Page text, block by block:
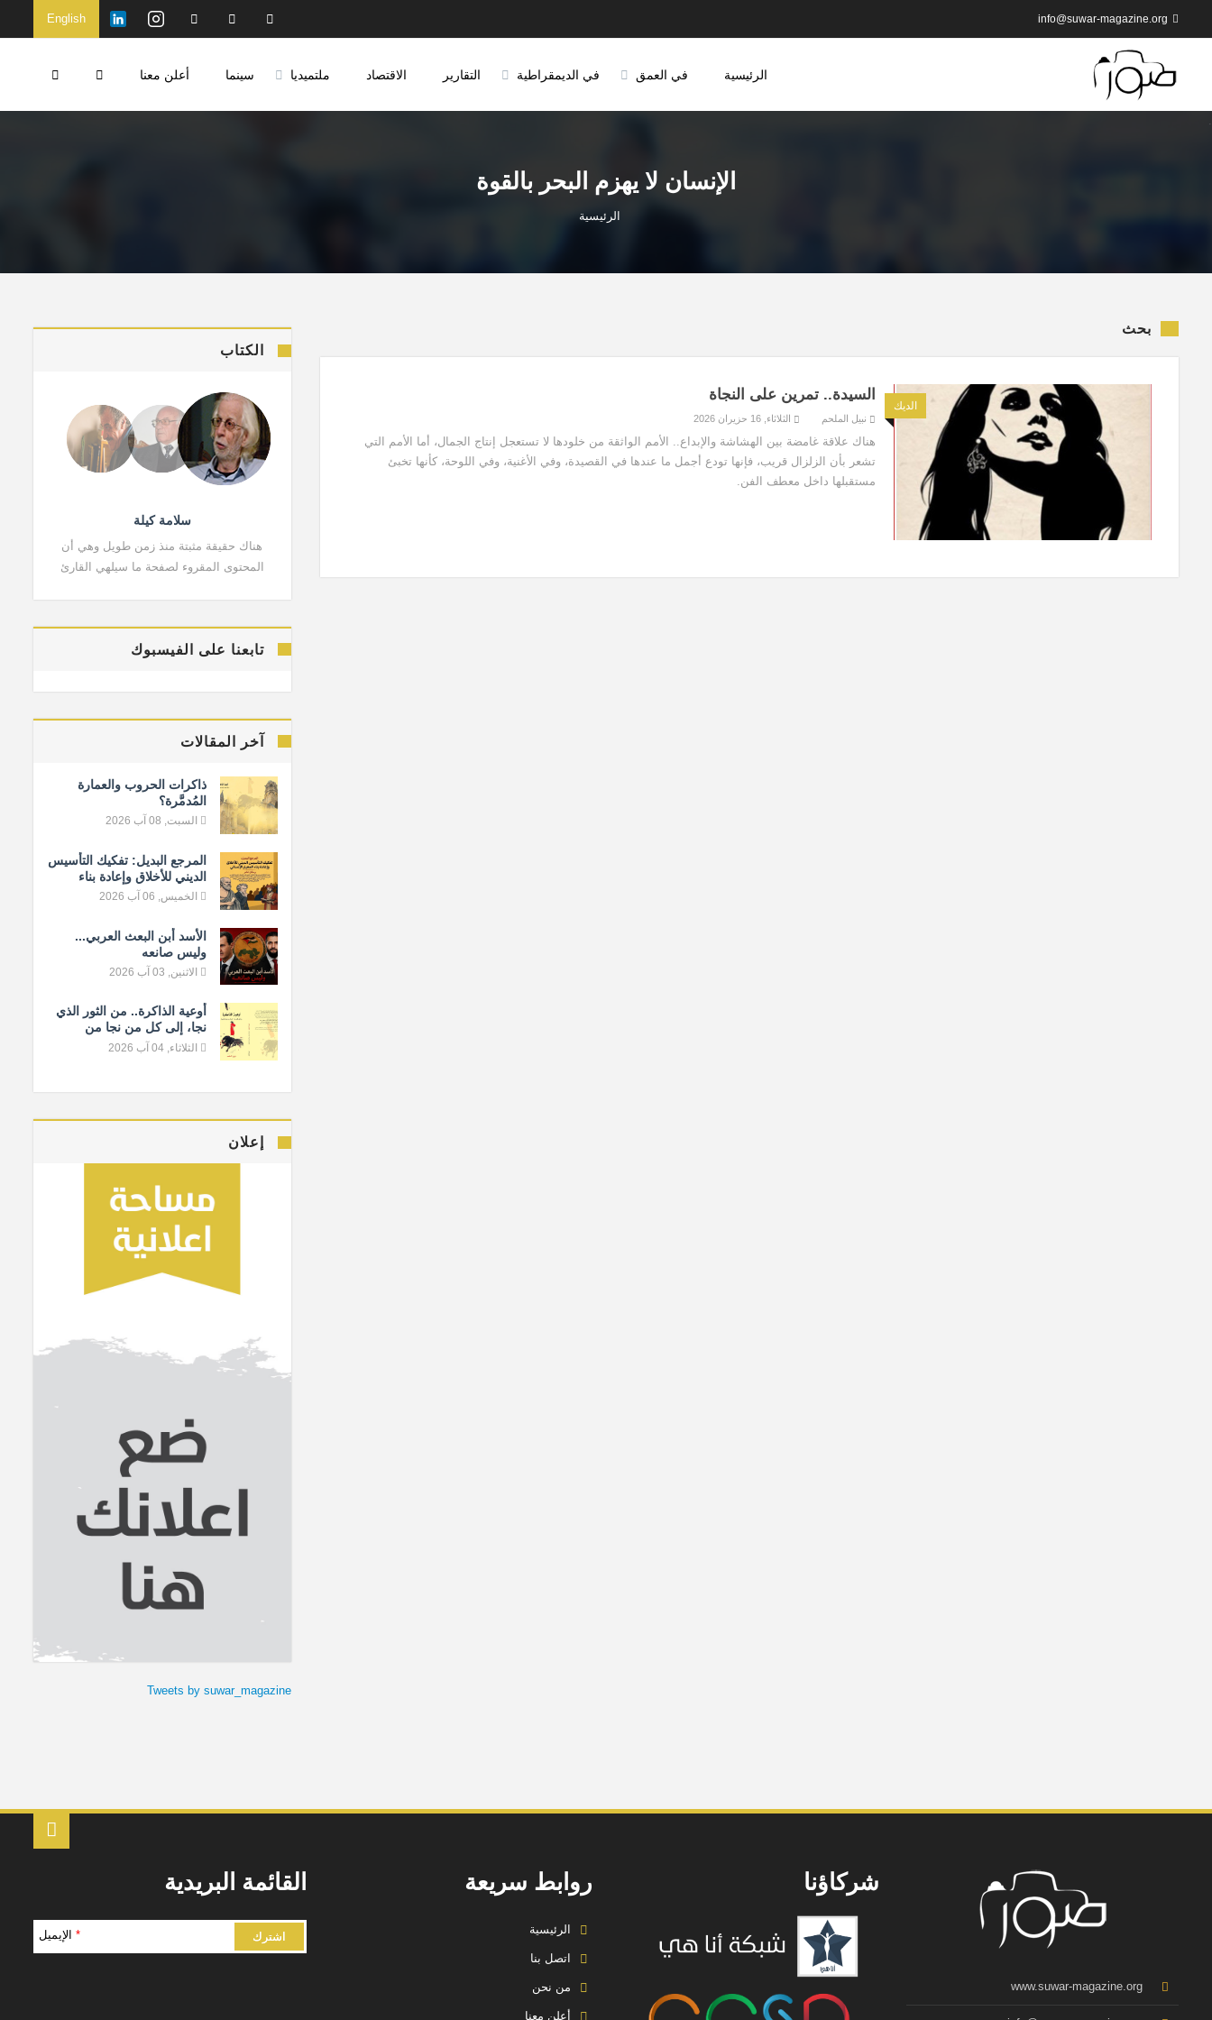
English info@suwar-magazine.org
الرئيسية في العمق في الديمقراطية التقارير الاقتصاد ملتميديا سينما أعلن معنا
الإنسان لا يهزم البحر بالقوة
الرئيسية
بحث
الديك
السيدة.. تمرين على النجاة
نبيل الملحم الثلاثاء, 16 حزيران 2026
هناك علاقة غامضة بين الهشاشة والإبداع.. الأمم الواثقة من خلودها لا تستعجل إنتاج الجمال، أما الأمم التي
تشعر بأن الزلزال قريب، فإنها تودع أجمل ما عندها في القصيدة، وفي الأغنية، وفي اللوحة، كأنها تخبئ
مستقبلها داخل معطف الفن.
الكتاب
سلامة كيلة
هناك حقيقة مثبتة منذ زمن طويل وهي أن
المحتوى المقروء لصفحة ما سيلهي القارئ
تابعنا على الفيسبوك
آخر المقالات
ذاكرات الحروب والعمارة
المُدمَّرة؟
السبت, 08 آب 2026
المرجع البديل: تفكيك التأسيس
الديني للأخلاق وإعادة بناء
المعيار الإنساني
الخميس, 06 آب 2026
الأسد أبن البعث العربي...
وليس صانعه
الاثنين, 03 آب 2026
أوعية الذاكرة.. من الثور الذي
نجا، إلى كل من نجا من
النسيان
الثلاثاء, 04 آب 2026
إعلان
Tweets by suwar_magazine
www.suwar-magazine.org
شركاؤنا روابط سريعة
الرئيسية
اتصل بنا
من نحن
أعلن معنا
القائمة البريدية
* الإيميل